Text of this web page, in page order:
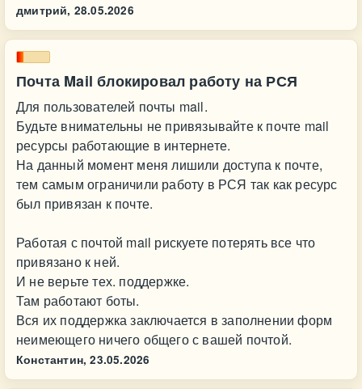
дмитрий, 28.05.2026
Почта Mail блокировал работу на РСЯ
Для пользователей почты mail.
Будьте внимательны не привязывайте к почте mail
ресурсы работающие в интернете.
На данный момент меня лишили доступа к почте,
тем самым ограничили работу в РСЯ так как ресурс
был привязан к почте.
Работая с почтой mail рискуете потерять все что
привязано к ней.
И не верьте тех. поддержке.
Там работают боты.
Вся их поддержка заключается в заполнении форм
неимеющего ничего общего с вашей почтой.
Константин, 23.05.2026